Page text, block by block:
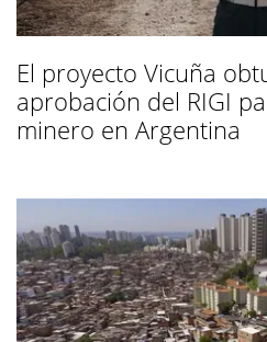
El proyecto Vicuña
aprobación del RIGI
minero en Argentina